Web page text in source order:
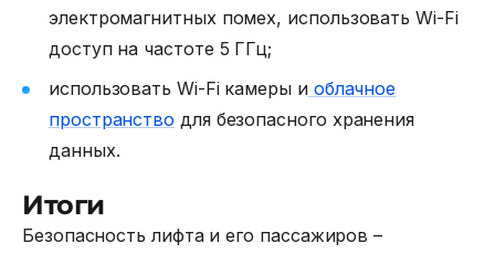
электромагнитных помех, использовать Wi-Fi
доступ на частоте 5 ГГц;
использовать Wi-Fi камеры и облачное
пространство для безопасного хранения
данных.
Итоги
Безопасность лифтаи его пассажиров –